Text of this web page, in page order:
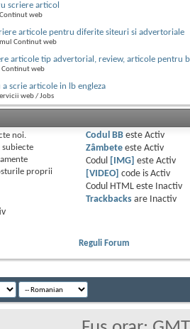
scriere articol
web
articole pentru diferite siteuri si advertoriale
Continut web
articole tip advertorial, review, articole pentru
Continut web
scrie articole in lb engleza
web / Jobs
noi.
subiecte
proprii
Codul BBeste Activ
Zâmbeteeste Activ
Codul
[IMG] este Activ
[VIDEO]
code is Activ
Codul HTML este
Inactiv
Trackbacksare
Inactiv
Reguli Forum